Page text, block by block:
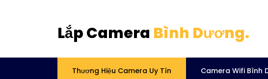
Lắp Camera Bình Dương.
Thương Hiệu Camera Uy Tín Camera Wifi Bình